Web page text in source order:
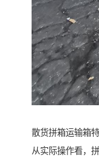
散货拼箱运输箱特
从实际操作看，